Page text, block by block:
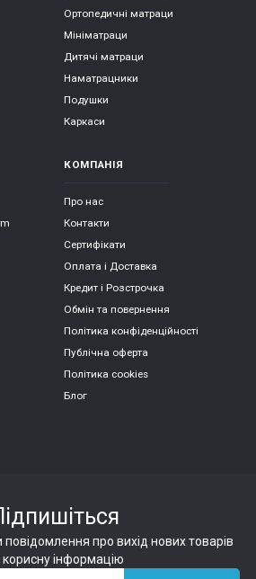
Ортопедичні матраци
Мініматраци
Дитячі матраци
Наматрацники
Подушки
Каркаси
КОМПАНІЯ
Про нас
Контакти
Сертифікати
Оплата і Доставка
Кредит і Розстрочка
Обмін та повернення
Політика конфіденційності
Публічна оферта
Політика cookies
Блог
повідомлення про вихід нових товарів
корисну інформацію